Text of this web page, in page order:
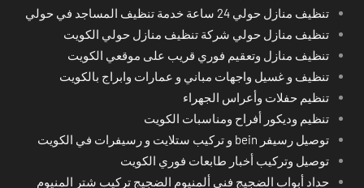
تنظيف منازل حولي 24 ساعة خدمة تنظيف المساجد في حولي
تنظيف منازل حولي شركة تنظيف منازل حولي الكويت
تنظيف منازل وتعقيم فوري قريب على موقعي الكويت
تنظيف و غسيل واجهات مباني و عمارات وابراج بالكويت
تنظيم حفلات وأعراس الجهراء
تنظيم وديكور أفراح ومناسبات الكويت
توصيل رسيفر bein و تركيب ستلايت و رسيفرات في الكويت
توصيل وتركيب أخبار طابعات فوري الكويت
حداد أبواب الضجيج فني ألمنيوم الضجيج تركيب شتر المنيوم